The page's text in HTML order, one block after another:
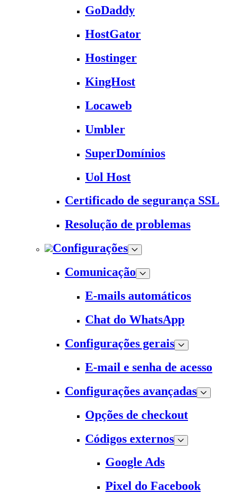
GoDaddy
HostGator
Hostinger
KingHost
Locaweb
Umbler
SuperDomínios
Uol Host
Certificado de segurança SSL
Resolução de problemas
Configurações
Comunicação
E-mails automáticos
Chat do WhatsApp
Configurações gerais
E-mail e senha de acesso
Configurações avançadas
Opções de checkout
Códigos externos
Google Ads
Pixel do Facebook